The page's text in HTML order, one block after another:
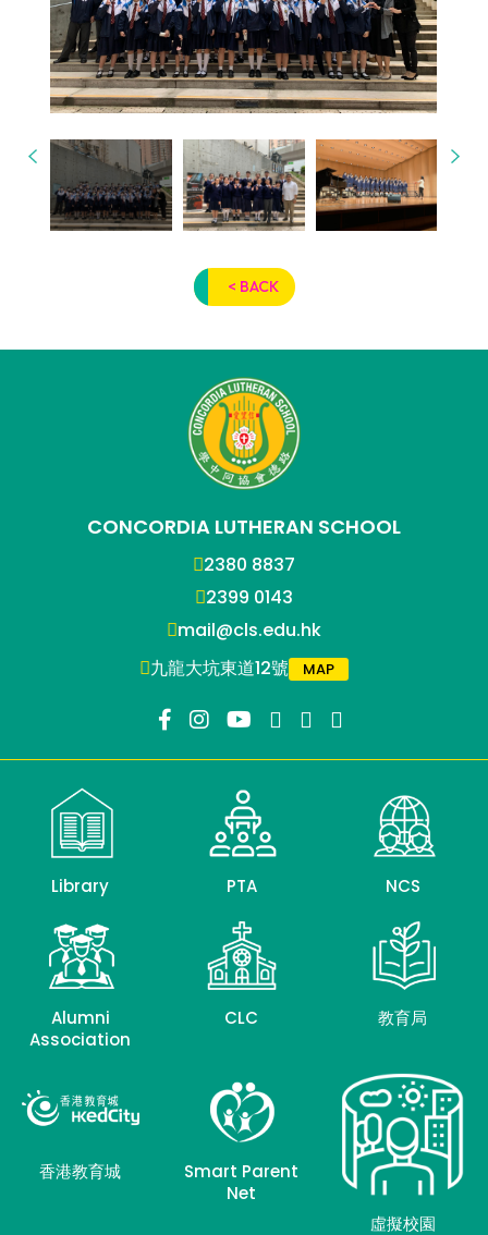
< BACK
CONCORDIA LUTHERAN SCHOOL
2380 8837
2399 0143
mail@cls.edu.hk
九龍大坑東道12號
MAP
Library PTA NCS
Alumni
Association
CLC 教育局
香港教育城
Smart Parent
Net
虛擬校園